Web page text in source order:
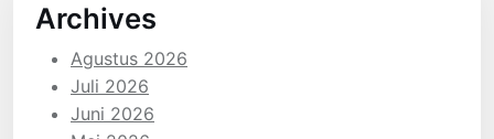
Archives
Agustus 2026
Juli 2026
Juni 2026